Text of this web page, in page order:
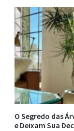
O Segredo das
e Deixam Sua